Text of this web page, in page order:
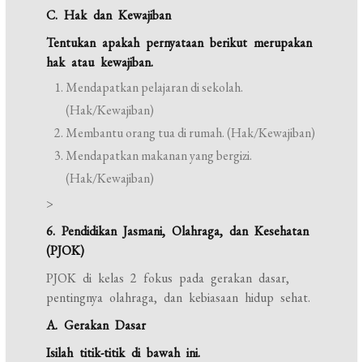
C. Hak dan Kewajiban
Tentukan apakah pernyataan berikut merupakan
hak atau kewajiban.
Mendapatkan pelajaran di sekolah.
(Hak/Kewajiban)
Membantu orang tua di rumah. (Hak/Kewajiban)
Mendapatkan makanan yang bergizi.
(Hak/Kewajiban)
>
6. Pendidikan Jasmani, Olahraga, dan Kesehatan
(PJOK)
PJOK di kelas 2 fokus pada gerakan dasar,
pentingnya olahraga, dan kebiasaan hidup sehat.
A. Gerakan Dasar
Isilah titik-titik di bawah ini.